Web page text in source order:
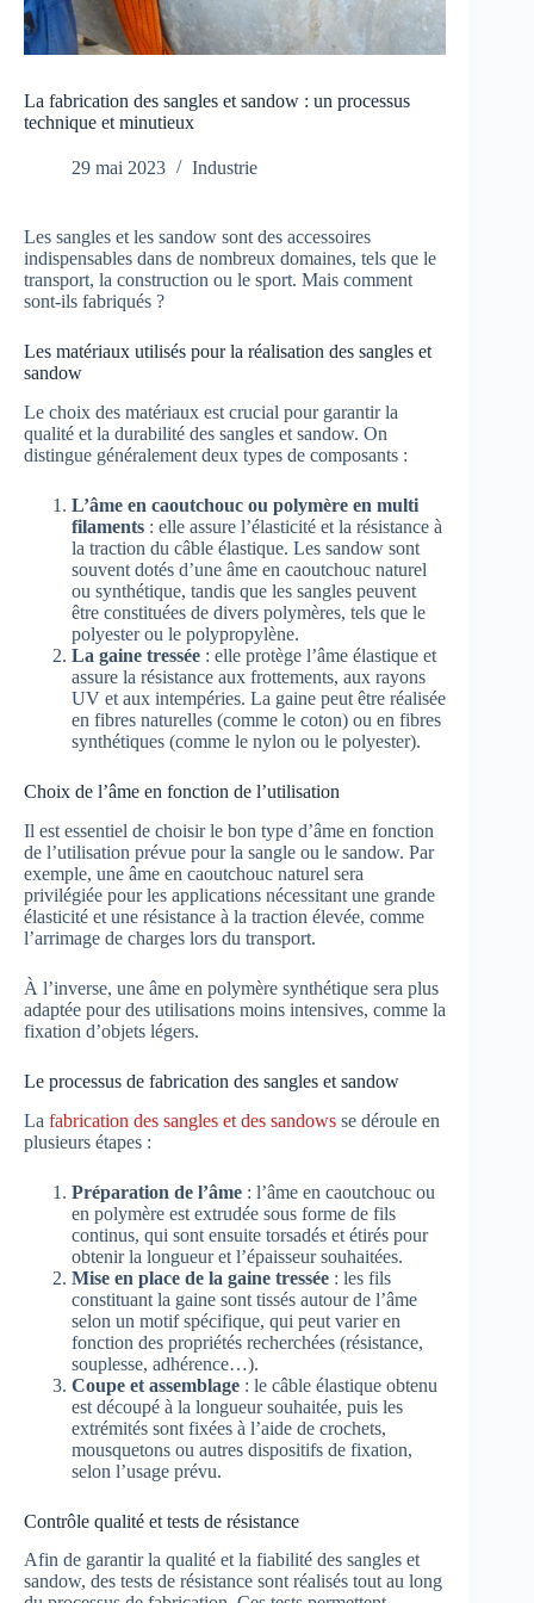
La fabrication des sangles et sandow : un processus
technique et minutieux
29 mai 2023 Industrie
Les sangles et les sandow sont des accessoires
indispensables dans de nombreux domaines, tels que le
transport, la construction ou le sport. Mais comment
sont-ils fabriqués ?
Les matériaux utilisés pour la réalisation des sangles et
sandow
Le choix des matériaux est crucial pour garantir la
qualité et la durabilité des sangles et sandow. On
distingue généralement deux types de composants :
L’âme en caoutchouc ou polymère en multi
filaments : elle assure l’élasticité et la résistance à
la traction du câble élastique. Les sandow sont
souvent dotés d’une âme en caoutchouc naturel
ou synthétique, tandis que les sangles peuvent
être constituées de divers polymères, tels que le
polyester ou le polypropylène.
La gaine tressée : elle protège l’âme élastique et
assure la résistance aux frottements, aux rayons
UV et aux intempéries. La gaine peut être réalisée
en fibres naturelles (comme le coton) ou en fibres
synthétiques (comme le nylon ou le polyester).
Choix de l’âme en fonction de l’utilisation
Il est essentiel de choisir le bon type d’âme en fonction
de l’utilisation prévue pour la sangle ou le sandow. Par
exemple, une âme en caoutchouc naturel sera
privilégiée pour les applications nécessitant une grande
élasticité et une résistance à la traction élevée, comme
l’arrimage de charges lors du transport.
À l’inverse, une âme en polymère synthétique sera plus
adaptée pour des utilisations moins intensives, comme la
fixation d’objets légers.
Le processus de fabrication des sangles et sandow
La fabrication des sangles et des sandows se déroule en
plusieurs étapes :
Préparation de l’âme : l’âme en caoutchouc ou
en polymère est extrudée sous forme de fils
continus, qui sont ensuite torsadés et étirés pour
obtenir la longueur et l’épaisseur souhaitées.
Mise en place de la gaine tressée : les fils
constituant la gaine sont tissés autour de l’âme
selon un motif spécifique, qui peut varier en
fonction des propriétés recherchées (résistance,
souplesse, adhérence…).
Coupe et assemblage : le câble élastique obtenu
est découpé à la longueur souhaitée, puis les
extrémités sont fixées à l’aide de crochets,
mousquetons ou autres dispositifs de fixation,
selon l’usage prévu.
Contrôle qualité et tests de résistance
Afin de garantir la qualité et la fiabilité des sangles et
sandow, des tests de résistance sont réalisés tout au long